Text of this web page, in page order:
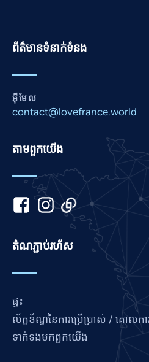
ព័ត៌មានទំនាក់ទំនង
អ៊ីមែល
contact@lovefrance.world
តាម​ពួក​យើង
តំណ​ភ្ជាប់​រហ័ស
ផ្ទះ
ល័ក្ខខ័ណ្ឌនៃការប្រើប្រាស់ / គោល
ទាក់ទង​មក​ពួក​យើង